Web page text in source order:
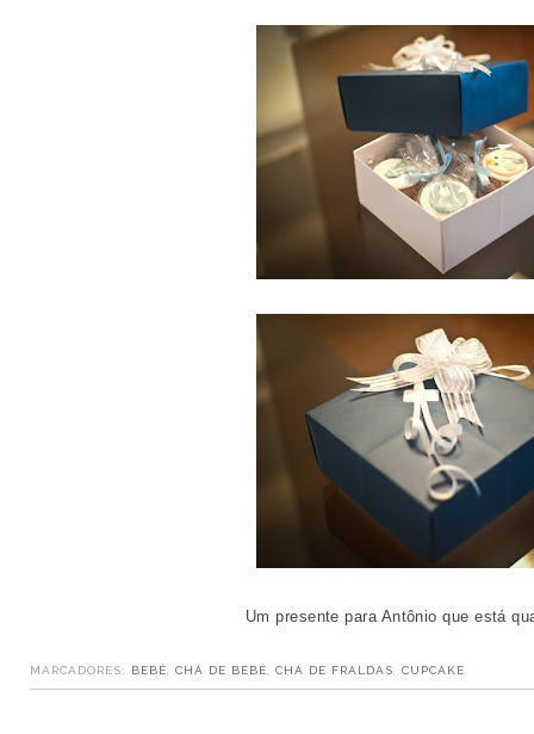
Um presente para Antônio que está
MARCADORES: BEBÊ CHÁ DE BEBÊ CHÁ DE FRALDAS CUPCAKE